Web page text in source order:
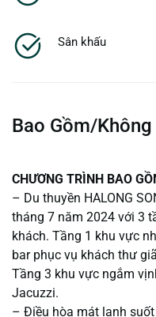
Sân khấu
Bao Gồm/
CHƯƠNG TRÌNH BAO
– Du thuyền HALONG
tháng 7 năm 2024 với 3
khách. Tầng 1 khu vực
bar phục vụ khách thư
Tầng 3 khu vực ngắm
Jacuzzi.
– Điều hòa mát lạnh suốt